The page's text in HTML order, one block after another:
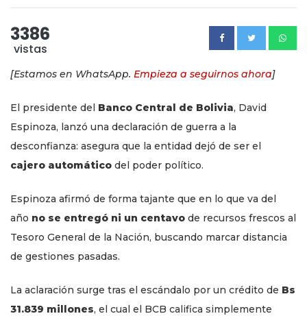
3386
vistas
[Estamos en WhatsApp. Empieza a seguirnos ahora]
El presidente del Banco Central de Bolivia, David
Espinoza, lanzó una declaración de guerra a la
desconfianza: asegura que la entidad dejó de ser el
cajero automático del poder político.
Espinoza afirmó de forma tajante que en lo que va del
año no se entregó ni un centavo de recursos frescos al
Tesoro General de la Nación, buscando marcar distancia
de gestiones pasadas.
La aclaración surge tras el escándalo por un crédito de Bs
31.839 millones, el cual el BCB califica simplemente